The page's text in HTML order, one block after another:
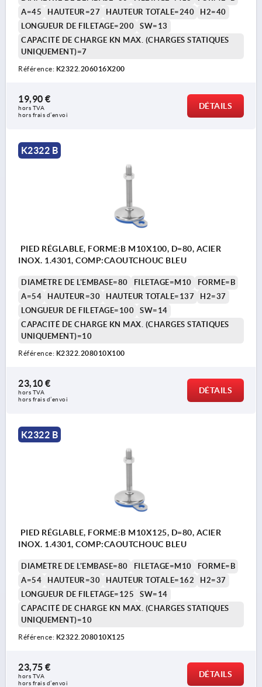
A=45
HAUTEUR=27 HAUTEUR TOTALE=240
H2=40
LONGUEUR DE FILETAGE=200
SW=13
CAPACITÉ DE CHARGE KN MAX. (CHARGES STATIQUES
UNIQUEMENT)=7
Référence: K2322.206016X200
19,90 €
hors TVA
hors frais d’envoi
DÉTAILS
K2322 B
PIED RÉGLABLE, FORME:B M10X100, D=80, ACIER
INOX. 1.4301, COMP:CAOUTCHOUC BLEU
DIAMÈTRE DE L'EMBASE=80 FILETAGE=M10
FORME=B
A=54
HAUTEUR=30 HAUTEUR TOTALE=137
H2=37
LONGUEUR DE FILETAGE=100
SW=14
CAPACITÉ DE CHARGE KN MAX. (CHARGES STATIQUES
UNIQUEMENT)=10
Référence: K2322.208010X100
23,10 €
hors TVA
hors frais d’envoi
DÉTAILS
K2322 B
PIED RÉGLABLE, FORME:B M10X125, D=80, ACIER
INOX. 1.4301, COMP:CAOUTCHOUC BLEU
DIAMÈTRE DE L'EMBASE=80 FILETAGE=M10
FORME=B
A=54
HAUTEUR=30 HAUTEUR TOTALE=162
H2=37
LONGUEUR DE FILETAGE=125
SW=14
CAPACITÉ DE CHARGE KN MAX. (CHARGES STATIQUES
UNIQUEMENT)=10
Référence: K2322.208010X125
23,75 €
hors TVA
hors frais d’envoi
DÉTAILS